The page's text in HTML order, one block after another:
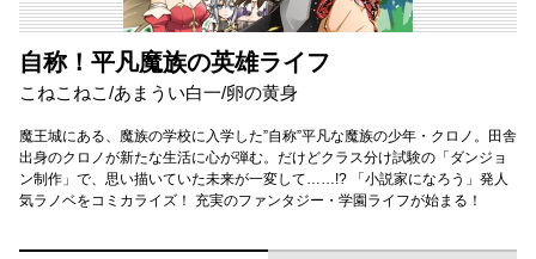
自称！平凡魔族の英雄ライフ
こねこねこ /あまうい白一/卵の黄身
魔王城にある、魔族の学校に入学した”自称”平凡な魔族の少年・クロノ。田舎
出身のクロノが新たな生活に心が弾む。だけどクラス分け試験の「ダンジョ
ン制作」で、思い描いていた未来が一変して……!? 「小説家になろう」発人
気ラノベをコミカライズ！ 充実のファンタジー・学園ライフが始まる！